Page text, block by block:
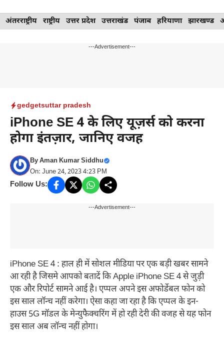
Skip
to
अंतरराष्ट्रीय राष्ट्रीय उत्तर प्रदेश उत्तराखंड पंजाब हरियाणा झारखण्ड
---Advertisement---
gedgetsuttar pradesh
iPhone SE 4 के लिए यूज़र्स को करना
होगा इंतज़ार, जानिए वजह
ByAman Kumar Siddhu
On: June 24, 2023 4:23 PM
Follow Us:
---Advertisement---
iPhone SE 4 : हाल ही में सोशल मीडिया पर एक बड़ी खबर सामने
आ रही है जिसमे आपको बतादें कि Apple iPhone SE 4 से जुड़ी
एक और रिपोर्ट सामने आई है। एप्पल अपने इस अफोर्डेबल फोन को
इस साल लॉन्च नहीं करेगा। ऐसा कहा जा रहा है कि एप्पल के इन-
हाउस 5G मॉडल के मेन्युफैक्चरिंग में हो रही देरी की वजह से यह फोन
इस साल अब लॉन्च नहीं होगा।